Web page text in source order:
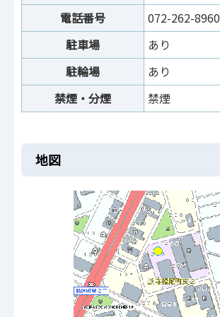
電話番号
072-262-8960
駐車場
あり
駐輪場
あり
禁煙・分煙
禁煙
地図